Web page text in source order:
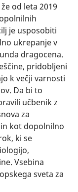
od leta 2019
je usposobiti
ukrepanje v
dragocena.
pridobljeni
k večji varnosti
Da bi to
učbenik z
za
kot dopolnilno
ki se
Vsebina
sveta za